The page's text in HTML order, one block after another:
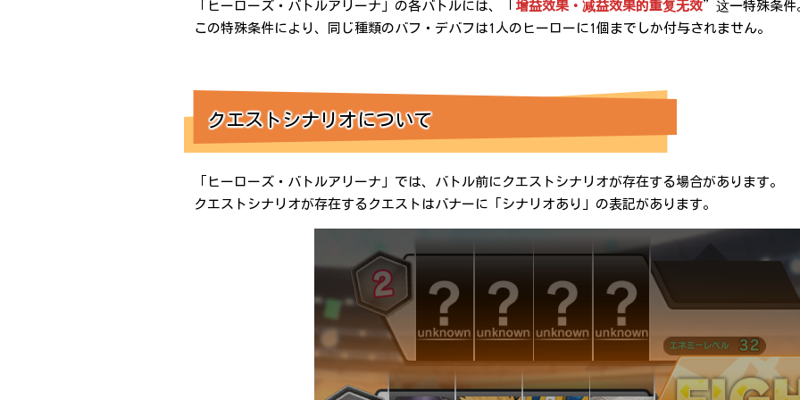
「ヒーローズ・バトルアリーナ」の各バトルには、「 增益效果・减益效果的重复无效”这一特殊条件
この特殊条件により、同じ種類のバフ・デバフは1人のヒーローに1個までしか付与されません。
クエストシナリオについて
「ヒーローズ・バトルアリーナ」では、バトル前にクエストシナリオが存在する場合があります。
クエストシナリオが存在するクエストはバナーに「シナリオあり」の表記があります。